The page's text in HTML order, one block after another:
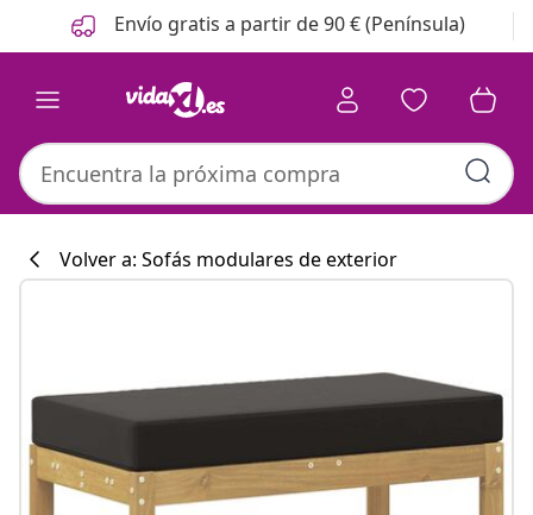
Anterior
Siguiente Envío gratis a partir de 90 € (Península)
#sharemevidaxl
Volver a: Sofás modulares de exterior